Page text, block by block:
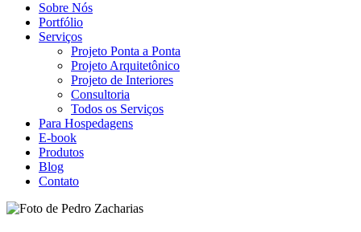
Sobre Nós
Portfólio
Serviços
Projeto Ponta a Ponta
Projeto Arquitetônico
Projeto de Interiores
Consultoria
Todos os Serviços
Para Hospedagens
E-book
Produtos
Blog
Contato